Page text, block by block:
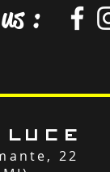
:
22